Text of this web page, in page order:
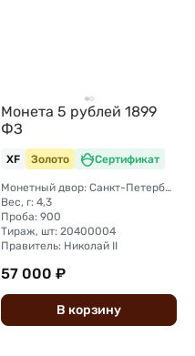
Монета 5 рублей 1899
ФЗ
XF Золото Сертификат
Монетный двор: Санкт-Петербургский монетный двор
Вес, г: 4,3
Проба: 900
Тираж, шт: 20400004
Правитель: Николай II
57 000 ₽
В корзину